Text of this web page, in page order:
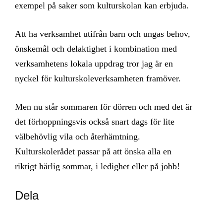
exempel på saker som kulturskolan kan erbjuda.
Att ha verksamhet utifrån barn och ungas behov,
önskemål och delaktighet i kombination med
verksamhetens lokala uppdrag tror jag är en
nyckel för kulturskoleverksamheten framöver.
Men nu står sommaren för dörren och med det är
det förhoppningsvis också snart dags för lite
välbehövlig vila och återhämtning.
Kulturskolerådet passar på att önska alla en
riktigt härlig sommar, i ledighet eller på jobb!
Dela